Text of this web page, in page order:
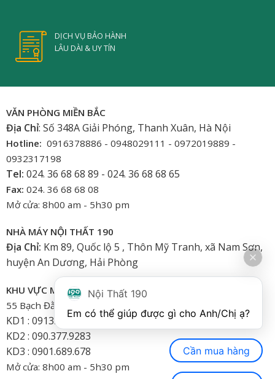
DỊCH VỤ BẢO HÀNH
LÂU DÀI & UY TÍN
VĂN PHÒNG MIỀN BẮC
Địa Chỉ: Số 348A Giải Phóng, Thanh Xuân, Hà Nội
Hotline: 0916378886 - 0948029111 - 0972019889 -
0932317198
Tel: 024. 36 68 68 89 - 024. 36 68 68 65
Fax: 024. 36 68 68 08
Mở cửa: 8h00 am - 5h30 pm
NHÀ MÁY NỘI THẤT 190
Địa Chỉ: Km 89, Quốc lộ 5 , Thôn Mỹ Tranh, xã Nam Sơn,
huyện An Dương, Hải Phòng
KHU VỰC MIỀN NAM
55 Bạch Đằng, Phường 15, Bình Thạnh-HCM
KD1 : 0913.922.926
KD2 : 090.377.9283
KD3 : 0901.689.678
Mở cửa: 8h00 am - 5h30 pm
Nội Thất 190
Cần mua hàng